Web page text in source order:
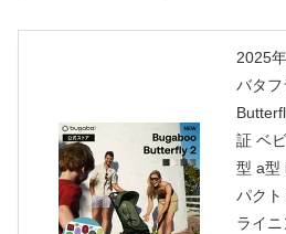
2025
バタ
証 ベ
型 a型
パクト
ライ